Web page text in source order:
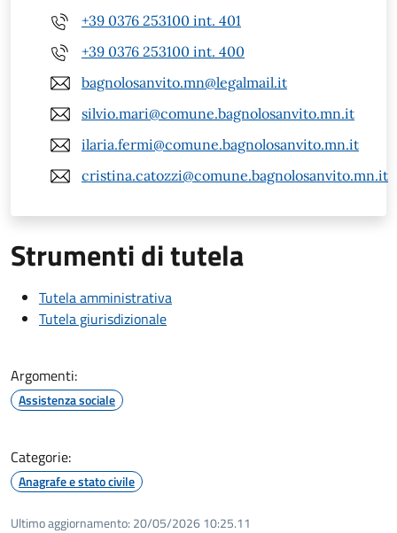
+39 0376 253100 int. 401
+39 0376 253100 int. 400
bagnolosanvito.mn@legalmail.it
silvio.mari@comune.bagnolosanvito.mn.it
ilaria.fermi@comune.bagnolosanvito.mn.it
cristina.catozzi@comune.bagnolosanvito.mn.it
Strumenti di tutela
Tutela amministrativa
Tutela giurisdizionale
Argomenti:
Assistenza sociale
Categorie:
Anagrafe e stato civile
Ultimo aggiornamento: 20/05/2026 10:25.11